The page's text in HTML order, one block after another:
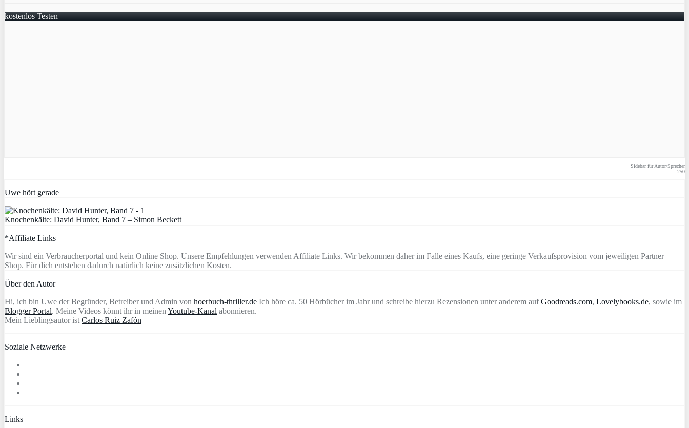
kostenlos Testen
Sidebar für Autor/Sprecher
250
Uwe hört gerade
Knochenkälte: David Hunter, Band 7 – Simon Beckett
*Affiliate Links
Wir sind ein Verbraucherportal und kein Online Shop. Unsere Empfehlungen verwenden Affiliate Links. Wir bekommen daher im Falle eines Kaufs, eine geringe Verkaufsprovision vom jeweiligen Partner
Shop. Für dich entstehen dadurch natürlich keine zusätzlichen Kosten.
Über den Autor
Hi, ich bin Uwe der Begründer, Betreiber und Admin von hoerbuch-thriller.de Ich höre ca. 50 Hörbücher im Jahr und schreibe hierzu Rezensionen unter anderem aufGoodreads.com, Lovelybooks.de, sowie im
Blogger Portal. Meine Videos könnt ihr in meinen Youtube-Kanal abonnieren.
Mein Lieblingsautor ist Carlos Ruiz Zafón
Soziale Netzwerke
Links